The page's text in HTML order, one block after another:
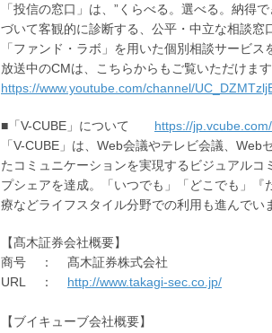
「投信の窓口」は、”くらべる。選べる。納得
づいて客観的に診断する、公平・中立な相談
「ファンド・ラボ」を用いた個別相談サービス
放送中のCMは、こちらからもご覧いただけます
https://www.youtube.com/channel/
■「V-CUBE」について https://
「V-CUBE」は、Web会議やテレビ会議、
たコミュニケーションを実現するビジュアル
プシェアを達成。「いつでも」「どこでも」
療などライフスタイル分野での利用も進んでい
【髙木証券会社概要】
商号 ： 髙木証券株式会社
URL ： http://www.takagi-sec.co.jp/
【ブイキューブ会社概要】